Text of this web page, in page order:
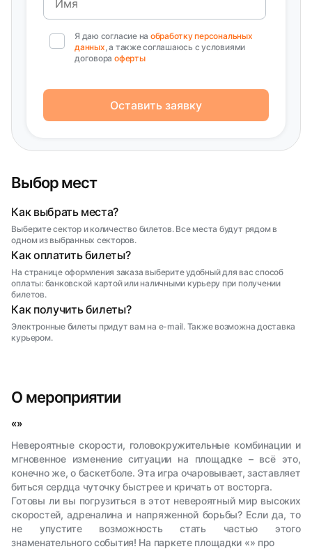
Выбор мест
Как выбрать места?
Выберите сектор и количество билетов. Все места будут рядом в
одном из выбранных секторов.
Как оплатить билеты?
На странице оформления заказа выберите удобный для вас способ
оплаты: банковской картой или наличными курьеру при получении
билетов.
Как получить билеты?
Электронные билеты придут вам на e-mail. Также возможна доставка
курьером.
Я даю согласие на обработку персональных
данных, а также соглашаюсь с условиями
договора оферты
Оставить заявку
О мероприятии
«»
Невероятные скорости, головокружительные комбинации и
мгновенное изменение ситуации на площадке – всё это,
конечно же, о баскетболе. Эта игра очаровывает, заставляет
биться сердца чуточку быстрее и кричать от восторга.
Готовы ли вы погрузиться в этот невероятный мир высоких
скоростей, адреналина и напряженной борьбы? Если да, то
не упустите возможность стать частью этого
знаменательного события! На паркете площадки «» про